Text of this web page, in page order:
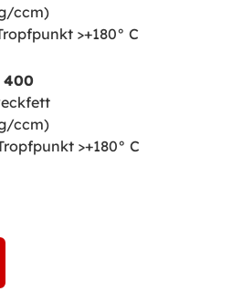
ccm)
>+180° C
400
ccm)
>+180° C